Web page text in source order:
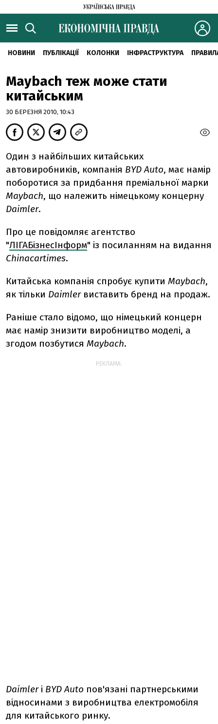
НОВИНИ ПУБЛІКАЦІЇ КОЛОНКИ ІНФРАСТРУКТУРА
Maybach теж може стати
китайським
30 БЕРЕЗНЯ 2010, 10:43
Один з найбільших китайських
автовиробників, компанія BYD Auto, має намір
поборотися за придбання преміальної марки
Maybach, що належить німецькому концерну
Daimler.
Про це повідомляє агентство
"ЛІГАБізнесІнформ" із посиланням на видання
Сhinacartimes.
Китайська компанія спробує купити Maybach,
як тільки Daimler виставить бренд на продаж.
Раніше стало відомо, що німецький концерн
має намір знизити виробництво моделі, а
згодом позбутися Maybach.
РЕКЛАМА:
Daimlerі BYD Auto пов'язані партнерськими
відносинами з виробництва електромобіля
для китайського ринку.